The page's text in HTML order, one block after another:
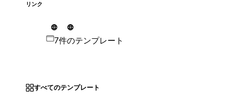
リンク
7件のテンプレート
すべてのテンプレート